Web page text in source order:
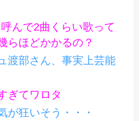
んで2曲くらい歌って
らほどかかるの？
渡部さん、事実上芸能
ぎてワロタ
が狂いそう・・・